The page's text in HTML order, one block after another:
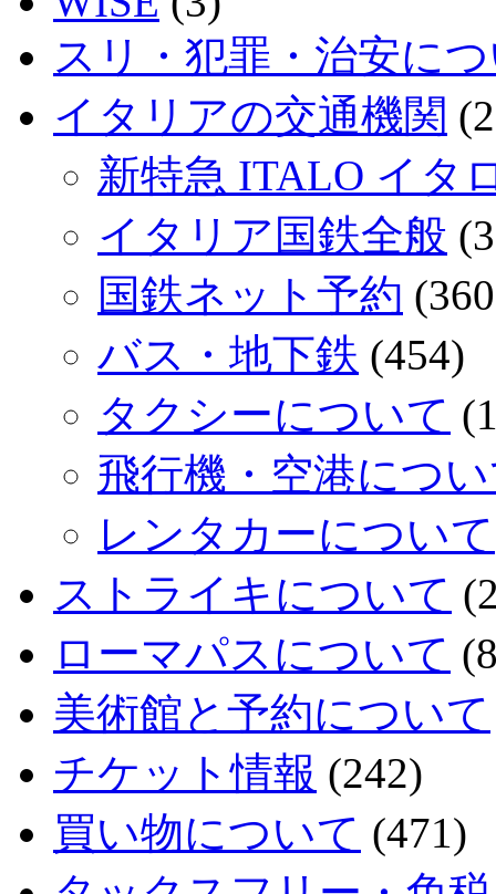
スリ・犯罪・治安に
イタリアの交通機関
新特急 ITALO イタ
イタリア国鉄全般
国鉄ネット予約
バス・地下鉄 (454)
タクシーについて
飛行機・空港につ
レンタカーについて
ストライキについて
ローマパスについて
美術館と予約について
チケット情報 (242)
買い物について (471)